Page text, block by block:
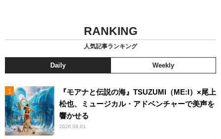
RANKING
人気記事ランキング
Daily Weekly
『モアナと伝説の海』TSUZUMI（ME:I）×尾上
松也、ミュージカル・アドベンチャーで美声を
響かせる
2026.08.01